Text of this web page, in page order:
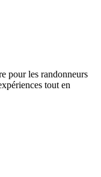
pour les randonneurs
tout en